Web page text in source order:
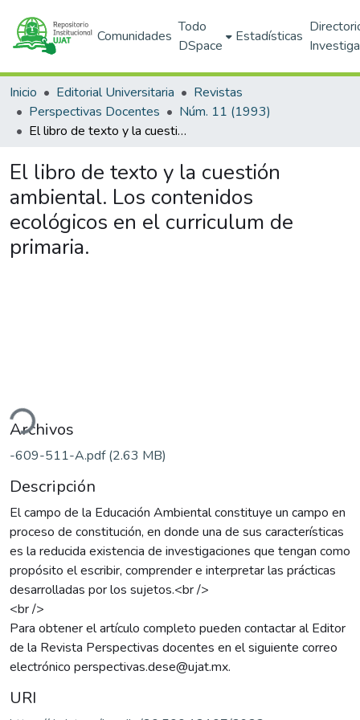
Comunidades
Todo
DSpace
Estadísticas
Inicio Editorial Universitaria
Revistas
Perspectivas Docentes
Núm. 11 (1993)
El libro de texto y la cuestión ambiental. Los contenidos ecológicos en el curriculum de primaria.
El libro de texto y la cuestión
ambiental. Los contenidos
ecológicos en el curriculum de
primaria.
Archivos
-609-511-A.pdf(2.63 MB)
Descripción
El campo de la Educación Ambiental constituye un campo en
proceso de constitución, en donde una de sus características
es la reducida existencia de investigaciones que tengan como
propósito el escribir, comprender e interpretar las prácticas
desarrolladas por los sujetos.<br />
<br />
Para obtener el artículo completo pueden contactar al Editor
de la Revista Perspectivas docentes en el siguiente correo
electrónico perspectivas.dese@ujat.mx.
URI